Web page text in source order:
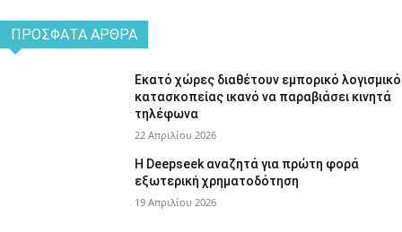
ΠΡΌΣΦΑΤΑ ΆΡΘΡΑ
Εκατό χώρες διαθέτουν εμπορικό λογισμικό
κατασκοπείας ικανό να παραβιάσει κινητά
τηλέφωνα
22 Απριλίου 2026
Η Deepseek αναζητά για πρώτη φορά
εξωτερική χρηματοδότηση
19 Απριλίου 2026